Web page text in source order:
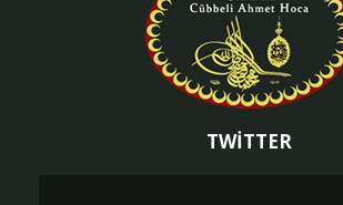
TWİTTER